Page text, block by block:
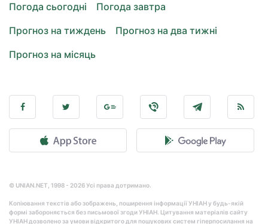
Погода сьогодні
Погода завтра
Прогноз на тиждень
Прогноз на два тижні
Прогноз на місяць
© UNIAN.NET, 1998 - 2026 Усі права дотримано.
Копіювання текстів або зображень, поширення інформації УНІАН у будь-якій
формі забороняється без письмової згоди УНІАН. Цитування матеріалів сайту
УНІАН дозволено за умови відкритого для пошукових систем гіперпосилання на